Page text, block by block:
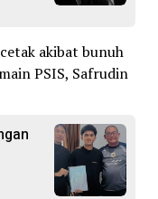
akibat bunuh
PSIS, Safrudin